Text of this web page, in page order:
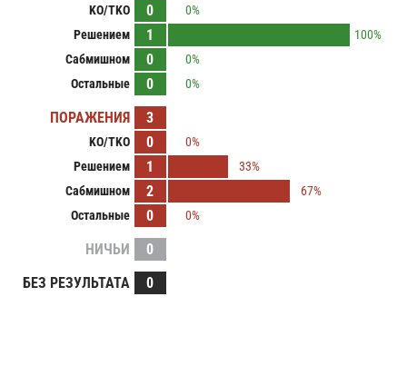
KO/TKO 0
0%
Решением
1
100%
Сабмишном
0
0%
Остальные
0 0%
ПОРАЖЕНИЯ 3
KO/TKO 0
0%
Решением
1
33%
Сабмишном
2
67%
Остальные
0 0%
НИЧЬИ
0
БЕЗ РЕЗУЛЬТАТА
0